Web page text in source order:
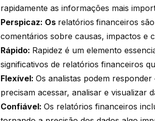
rapidamente as informações mais
Perspicaz: Os relatórios financeiros
comentários sobre causas, impactos e
Rápido: Rapidez é um elemento
significativos de relatórios financeiros
Flexível:Os analistas podem
precisam acessar, analisar e visualizar
Confiável:Os relatórios financeiros